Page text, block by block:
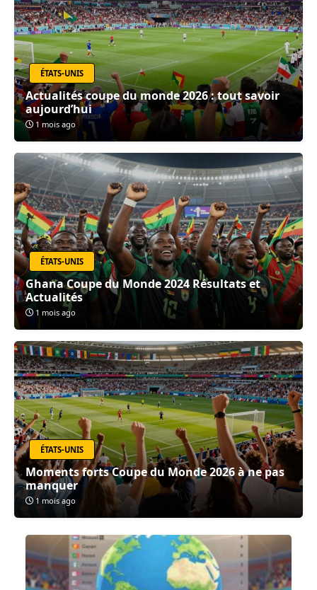
ÉTATS-UNIS
Actualités coupe du monde 2026 : tout savoir
aujourd’hui
1 mois ago
ÉTATS-UNIS
Ghana Coupe du Monde 2024 Résultats et
Actualités
1 mois ago
ÉTATS-UNIS
Moments forts Coupe du Monde 2026 à ne pas
manquer
1 mois ago